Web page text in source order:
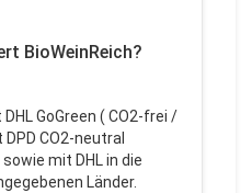
BioWeinReich?
GoGreen ( CO2-frei /
CO2-neutral
mit DHL in die
Länder.